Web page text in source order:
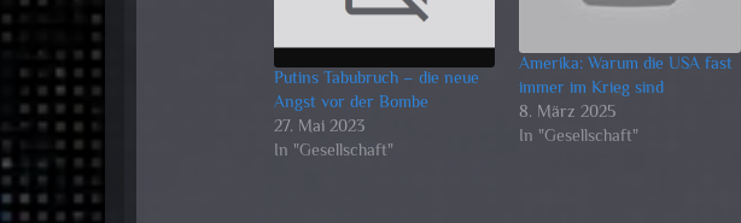
Putins Tabubruch – die neue
Angst vor der Bombe
27. Mai 2023
In "Gesellschaft"
Amerika: Warum die USA fast
immer im Krieg sind
8. März 2025
In "Gesellschaft"